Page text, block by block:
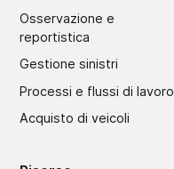
Osservazione e
reportistica
Gestione sinistri
Processi e flussi di lavoro
Acquisto di veicoli